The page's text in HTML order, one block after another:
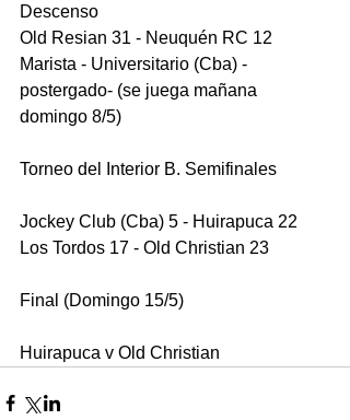
Descenso
Old Resian 31 - Neuquén RC 12
Marista - Universitario (Cba) -
postergado- (se juega mañana
domingo 8/5)
Torneo del Interior B. Semifinales
Jockey Club (Cba) 5 - Huirapuca 22
Los Tordos 17 - Old Christian 23
Final (Domingo 15/5)
Huirapuca v Old Christian